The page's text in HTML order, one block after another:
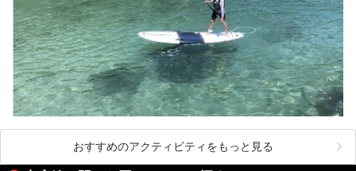
おすすめのアクティビティをもっと見る